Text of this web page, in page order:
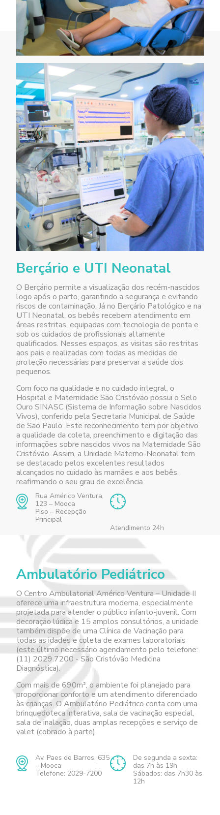
Berçário e UTI Neonatal
O Berçário permite a visualização dos recém-nascidos
logo após o parto, garantindo a segurança e evitando
riscos de contaminação. Já no Berçário Patológico e na
UTI Neonatal, os bebês recebem atendimento em
áreas restritas, equipadas com tecnologia de ponta e
sob os cuidados de profissionais altamente
qualificados. Nesses espaços, as visitas são restritas
aos pais e realizadas com todas as medidas de
proteção necessárias para preservar a saúde dos
pequenos.
Com foco na qualidade e no cuidado integral, o
Hospital e Maternidade São Cristóvão possui o Selo
Ouro SINASC (Sistema de Informação sobre Nascidos
Vivos), conferido pela Secretaria Municipal de Saúde
de São Paulo. Este reconhecimento tem por objetivo
a qualidade da coleta, preenchimento e digitação das
informações sobre nascidos vivos na Maternidade São
Cristóvão. Assim, a Unidade Materno-Neonatal tem
se destacado pelos excelentes resultados
alcançados no cuidado às mamães e aos bebês,
reafirmando o seu grau de excelência.
Rua Américo Ventura,
123 – Mooca
Piso – Recepção
Principal
Atendimento 24h
Ambulatório Pediátrico
O Centro Ambulatorial Américo Ventura – Unidade II
oferece uma infraestrutura moderna, especialmente
projetada para atender o público infanto-juvenil. Com
decoração lúdica e 15 amplos consultórios, a unidade
também dispõe de uma Clínica de Vacinação para
todas as idades e coleta de exames laboratoriais
(este último necessário agendamento pelo telefone:
(11) 2029.7200 - São Cristóvão Medicina
Diagnóstica).
Com mais de 690m², o ambiente foi planejado para
proporcionar conforto e um atendimento diferenciado
às crianças. O Ambulatório Pediátrico conta com uma
brinquedoteca interativa, sala de vacinação especial,
sala de inalação, duas amplas recepções e serviço de
valet (cobrado à parte).
Av. Paes de Barros, 635
– Mooca
Telefone: 2029-7200
De segunda a sexta:
das 7h às 19h
Sábados: das 7h30 às
12h